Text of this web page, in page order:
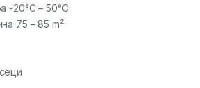
-20°C – 50°C
75 – 85 m²